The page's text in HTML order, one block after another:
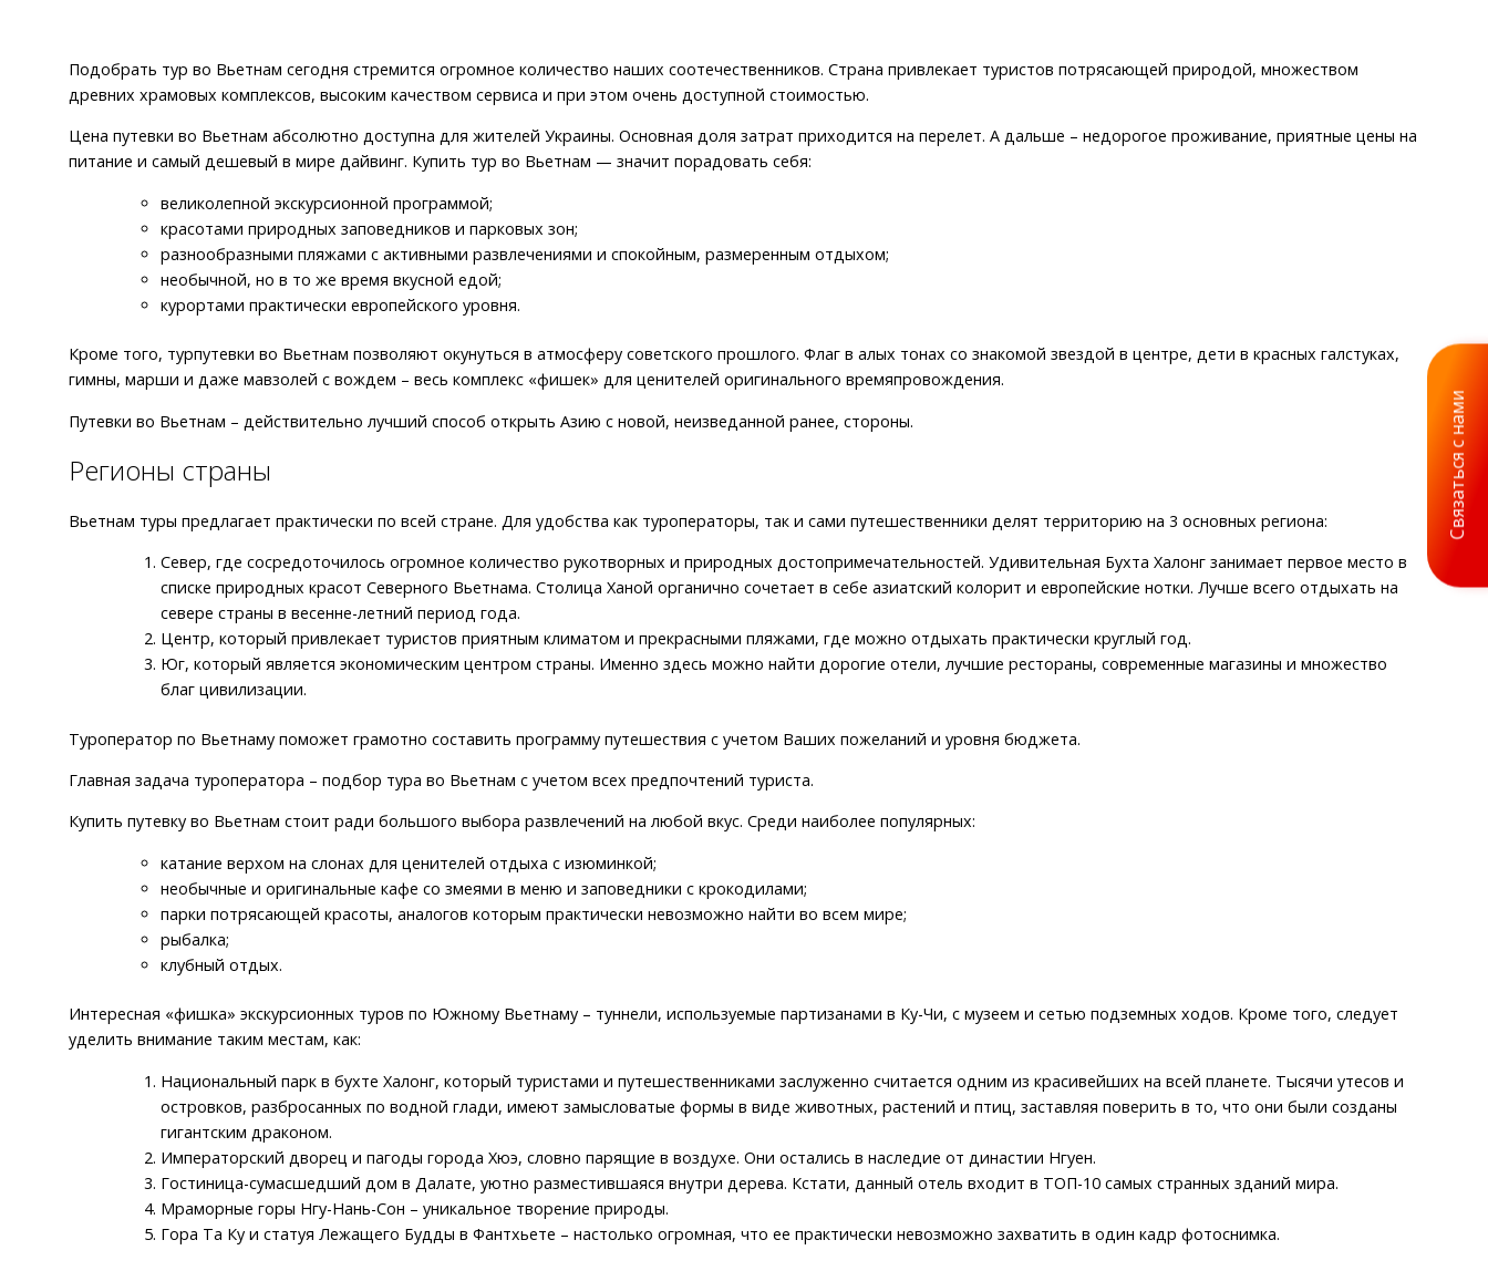
Подобрать тур во Вьетнам сегодня стремится огромное количество наших соотечественников. Страна привлекает туристов потрясающей природой, множеством
древних храмовых комплексов, высоким качеством сервиса и при этом очень доступной стоимостью.
Цена путевки во Вьетнам абсолютно доступна для жителей Украины. Основная доля затрат приходится на перелет. А дальше – недорогое проживание, приятные цены на
питание и самый дешевый в мире дайвинг. Купить тур во Вьетнам — значит порадовать себя:
великолепной экскурсионной программой;
красотами природных заповедников и парковых зон;
разнообразными пляжами с активными развлечениями и спокойным, размеренным отдыхом;
необычной, но в то же время вкусной едой;
курортами практически европейского уровня.
Кроме того, турпутевки во Вьетнам позволяют окунуться в атмосферу советского прошлого. Флаг в алых тонах со знакомой звездой в центре, дети в красных галстуках,
гимны, марши и даже мавзолей с вождем – весь комплекс «фишек» для ценителей оригинального времяпровождения.
Путевки во Вьетнам – действительно лучший способ открыть Азию с новой, неизведанной ранее, стороны.
Регионы страны
Вьетнам туры предлагает практически по всей стране. Для удобства как туроператоры, так и сами путешественники делят территорию на 3 основных региона:
Север, где сосредоточилось огромное количество рукотворных и природных достопримечательностей. Удивительная Бухта Халонг занимает первое место в
списке природных красот Северного Вьетнама. Столица Ханой органично сочетает в себе азиатский колорит и европейские нотки. Лучше всего отдыхать на
севере страны в весенне-летний период года.
Центр, который привлекает туристов приятным климатом и прекрасными пляжами, где можно отдыхать практически круглый год.
Юг, который является экономическим центром страны. Именно здесь можно найти дорогие отели, лучшие рестораны, современные магазины и множество
благ цивилизации.
Туроператор по Вьетнаму поможет грамотно составить программу путешествия с учетом Ваших пожеланий и уровня бюджета.
Главная задача туроператора – подбор тура во Вьетнам с учетом всех предпочтений туриста.
Купить путевку во Вьетнам стоит ради большого выбора развлечений на любой вкус. Среди наиболее популярных:
катание верхом на слонах для ценителей отдыха с изюминкой;
необычные и оригинальные кафе со змеями в меню и заповедники с крокодилами;
парки потрясающей красоты, аналогов которым практически невозможно найти во всем мире;
рыбалка;
клубный отдых.
Интересная «фишка» экскурсионных туров по Южному Вьетнаму – туннели, используемые партизанами в Ку-Чи, с музеем и сетью подземных ходов. Кроме того, следует
уделить внимание таким местам, как:
Национальный парк в бухте Халонг, который туристами и путешественниками заслуженно считается одним из красивейших на всей планете. Тысячи утесов и
островков, разбросанных по водной глади, имеют замысловатые формы в виде животных, растений и птиц, заставляя поверить в то, что они были созданы
гигантским драконом.
Императорский дворец и пагоды города Хюэ, словно парящие в воздухе. Они остались в наследие от династии Нгуен.
Гостиница-сумасшедший дом в Далате, уютно разместившаяся внутри дерева. Кстати, данный отель входит в ТОП-10 самых странных зданий мира.
Мраморные горы Нгу-Нань-Сон – уникальное творение природы.
Гора Та Ку и статуя Лежащего Будды в Фантхьете – настолько огромная, что ее практически невозможно захватить в один кадр фотоснимка.
Связаться с нами